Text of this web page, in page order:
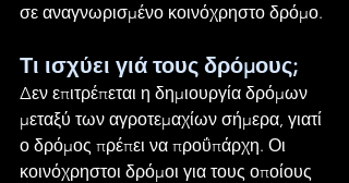
σε αναγνωρισμένο κοινόχρηστο δρόμο.
Τι ισχύει γιά τους δρόμους;
Δεν επιτρέπεται η δημιουργία δρόμων
μεταξύ των αγροτεμαχίων σήμερα, γιατί
ο δρόμος πρέπει να προΰπάρχη. Οι
κοινόχρηστοι δρόμοι για τους οποίους